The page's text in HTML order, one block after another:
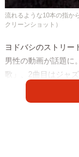
流れるような10本の指か
クリーンショット）
ヨドバシのストリー
男性の動画が話題に
歌」、2曲目はジャ
Day」。演目のセレ